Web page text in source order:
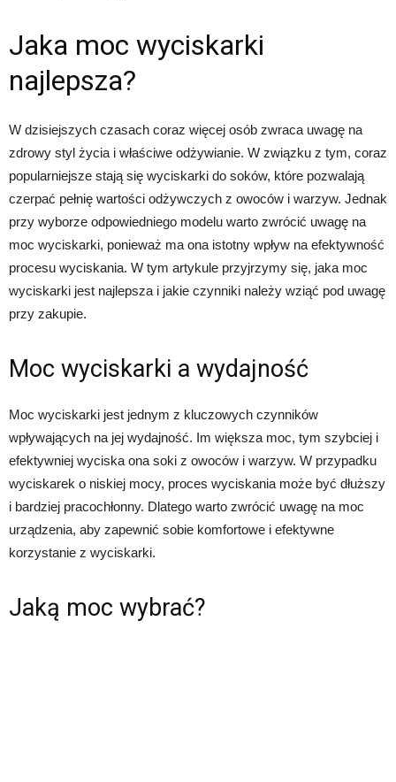
Jaka moc wyciskarki
najlepsza?
W dzisiejszych czasach coraz więcej osób zwraca uwagę na
zdrowy styl życia i właściwe odżywianie. W związku z tym, coraz
popularniejsze stają się wyciskarki do soków, które pozwalają
czerpać pełnię wartości odżywczych z owoców i warzyw. Jednak
przy wyborze odpowiedniego modelu warto zwrócić uwagę na
moc wyciskarki, ponieważ ma ona istotny wpływ na efektywność
procesu wyciskania. W tym artykule przyjrzymy się, jaka moc
wyciskarki jest najlepsza i jakie czynniki należy wziąć pod uwagę
przy zakupie.
Moc wyciskarki a wydajność
Moc wyciskarki jest jednym z kluczowych czynników
wpływających na jej wydajność. Im większa moc, tym szybciej i
efektywniej wyciska ona soki z owoców i warzyw. W przypadku
wyciskarek o niskiej mocy, proces wyciskania może być dłuższy
i bardziej pracochłonny. Dlatego warto zwrócić uwagę na moc
urządzenia, aby zapewnić sobie komfortowe i efektywne
korzystanie z wyciskarki.
Jaką moc wybrać?